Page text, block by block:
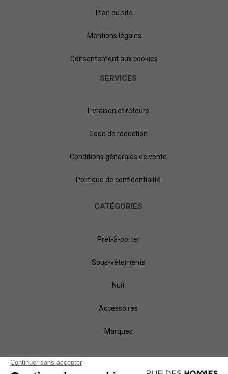
Plan du site
Mentions légales
Consentement aux cookies
SERVICES
Livraison et retours
Code de réduction
Conditions générales de vente
Politique de confidentialité
CATÉGORIES
Prêt-à-porter
Sous-vêtements
Nuit
Accessoires
Marques
NOS MÉTHODES DE PAIEMENT